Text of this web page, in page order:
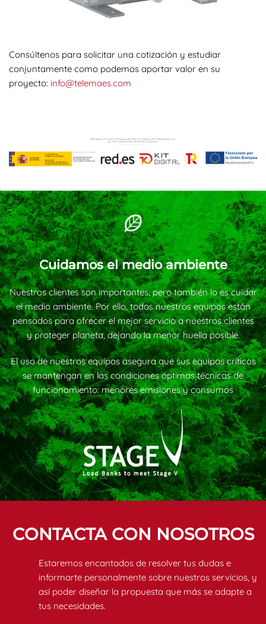
Consúltenos para solicitar una cotización y estudiar
conjuntamente como podemos aportar valor en su
proyecto: info@telemaes.com
Cuidamos el medio ambiente
Nuestros clientes son importantes, pero también lo es cuidar
el medio ambiente. Por ello, todos nuestros equipos están
pensados para ofrecer el mejor servicio a nuestros clientes
y proteger planeta, dejando la menor huella posible.
El uso de nuestros equipos asegura que sus equipos críticos
se mantengan en las condiciones óptimas técnicas de
funcionamiento: menores emisiones y consumos
CONTACTA CON NOSOTROS
Estaremos encantados de resolver tus dudas e
informarte personalmente sobre nuestros servicios, y
así poder diseñar la propuesta que más se adapte a
tus necesidades.